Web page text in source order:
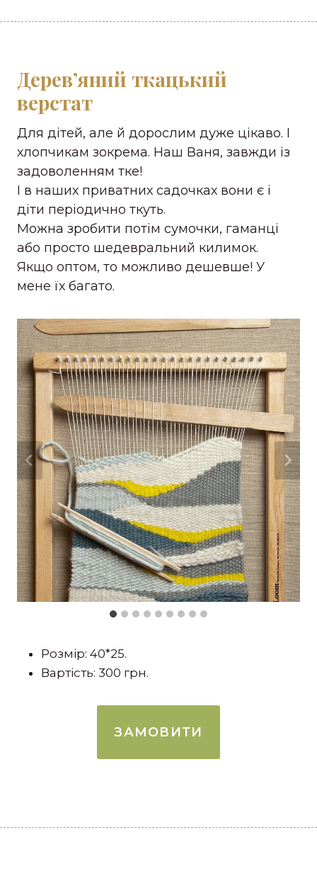
Розмір: 40*25.
Вартість: 300 грн.
ЗАМОВИТИ
Дерев’яний ткацький
верстат
Для дітей, але й дорослим дуже цікаво. І
хлопчикам зокрема. Наш Ваня, завжди із
задоволенням тке!
І в наших приватних садочках вони є і
діти періодично ткуть.
Можна зробити потім сумочки, гаманці
або просто шедевральний килимок.
Якщо оптом, то можливо дешевше! У
мене їх багато.